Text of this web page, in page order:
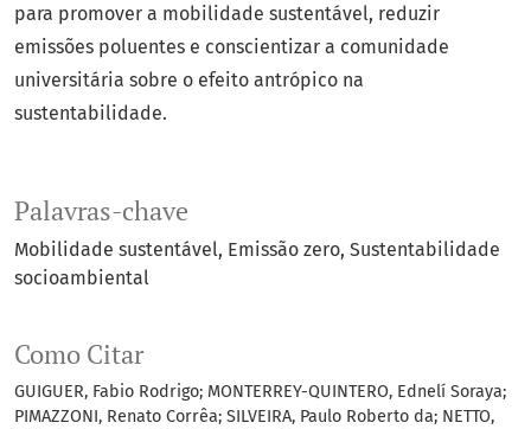
Palavras-chave
Mobilidade sustentável Emissão zero Sustentabilidade
socioambiental
Como Citar
GUIGUER, Fabio Rodrigo; MONTERREY-QUINTERO, Ednelí Soraya;
PIMAZZONI, Renato Corrêa; SILVEIRA, Paulo Roberto da; NETTO,
para promover a mobilidade sustentável, reduzir
emissões poluentes e conscientizar a comunidade
universitária sobre o efeito antrópico na
sustentabilidade.